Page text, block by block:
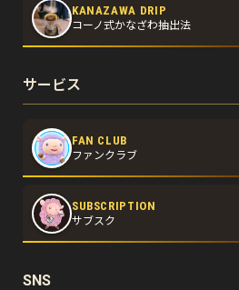
KANAZAWA DRIP
コーノ式かなざわ抽出法
サービス
FAN CLUB
ファンクラブ
SUBSCRIPTION
サブスク
SNS